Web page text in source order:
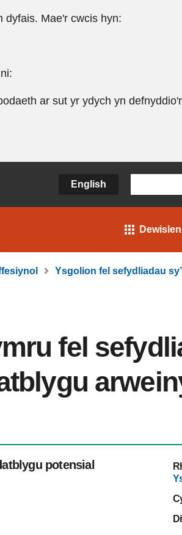
dyfais. Mae'r cwcis hyn:
ar sut yr ydych yn
English
Dewislen
Ysgolion fel sefydliadau
fel
potensial